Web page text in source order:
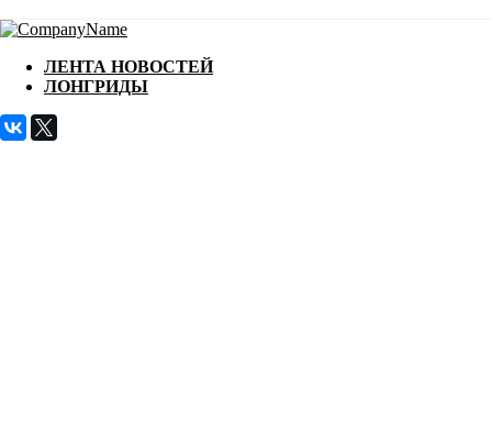
ЛЕНТА НОВОСТЕЙ
ЛОНГРИДЫ